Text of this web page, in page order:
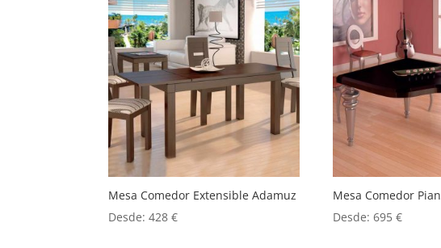
Mesa Comedor Extensible Adamuz
Desde:428€
Mesa Comedor
Desde:695€